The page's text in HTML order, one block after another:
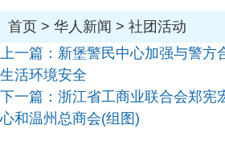
首页 > 华人新闻 > 社团活动
上一篇： 新堡警民中心加强与警方
生活环境安全
下一篇： 浙江省工商业联合会郑宪
心和温州总商会(组图)